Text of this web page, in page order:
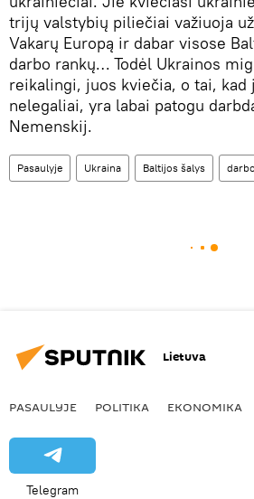
trijų valstybių piliečiai važiuoja
Vakarų Europą ir dabar visose
darbo rankų… Todėl Ukrainos
reikalingi, juos kviečia, o tai, kad
nelegaliai, yra labai patogu
Nemenskij.
Pasaulyje Ukraina Baltijos šalys
Lietuva
PASAULYJE POLITIKA EKONOMIKA
Telegram